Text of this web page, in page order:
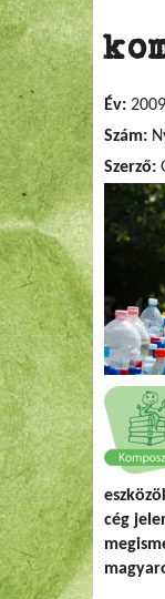
Év: 2009
Szám:
Szerző:
cég